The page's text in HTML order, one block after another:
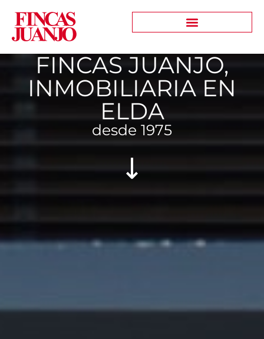
FINCAS JUANJO,
INMOBILIARIA EN
ELDA
desde 1975